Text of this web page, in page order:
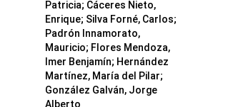
Patricia; Cáceres Nieto,
Enrique; Silva Forné, Carlos;
Padrón Innamorato,
Mauricio; Flores Mendoza,
Imer Benjamín; Hernández
Martínez, María del Pilar;
González Galván, Jorge
Alberto